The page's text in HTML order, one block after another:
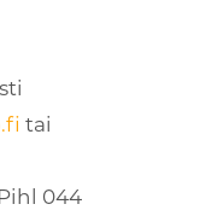
tai
044